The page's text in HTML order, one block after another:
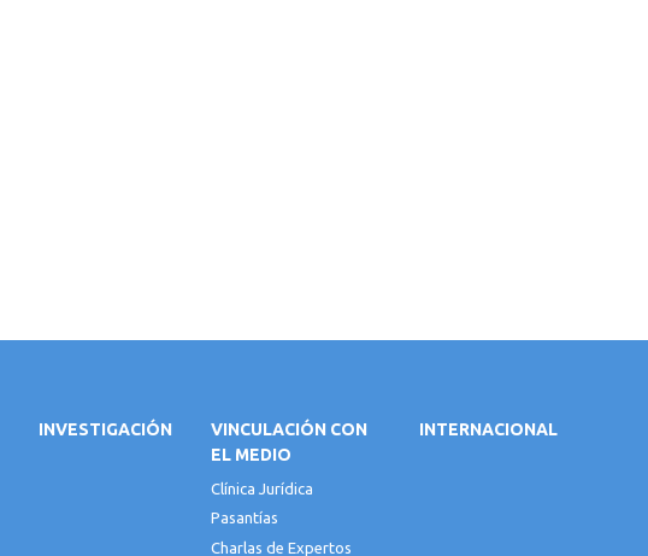
INVESTIGACIÓN
VINCULACIÓN CON
EL MEDIO
Clínica Jurídica
Pasantías
Charlas de Expertos
INTERNACIONAL